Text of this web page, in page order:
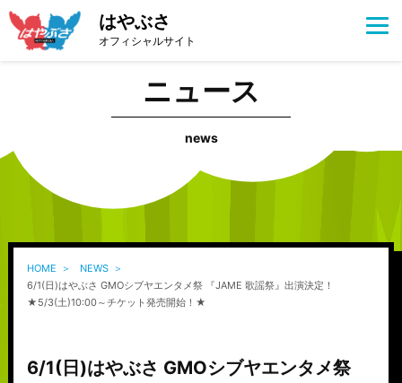
はやぶさ
オフィシャルサイト
ニュース
news
HOME
NEWS
6/1(日)はやぶさ GMOシブヤエンタメ祭 『JAME 歌謡祭』出演決定！
★5/3(土)10:00～チケット発売開始！★
6/1(日)はやぶさ GMOシブヤエンタメ祭